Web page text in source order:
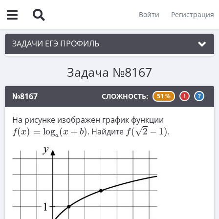
Войти Регистрация
ЗАДАЧИ ЕГЭ ПРОФИЛЬ
1. Планиметрия
2. Векторы
3. Стереометрия
4. Классическое определение вероятности
6. Уравнения
7. Нахождение значений выражений
8. Производная
9. Задачи прикладного содержания
Задача №8167
№8167 СЛОЖНОСТЬ: 51 % ! ?
На рисунке изображен график функции
f(x) = loga(x + b)
f(x)=loga(x+b) . Найдите f(√2 − 1)
f(2−1) .